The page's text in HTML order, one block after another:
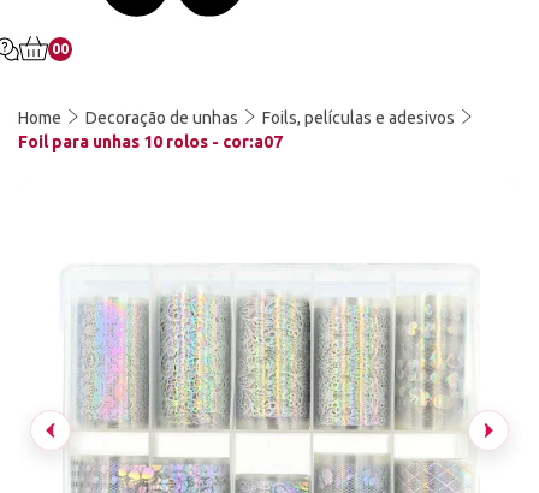
00
Home Decoração de unhas
Foils, películas e adesivos
Foil para unhas 10 rolos - cor:a07